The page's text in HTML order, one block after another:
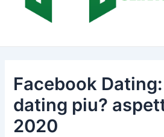
Facebook
dating piu?
2020